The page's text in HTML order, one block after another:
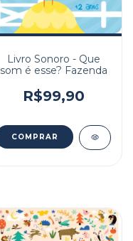
Livro Sonoro - Que
som é esse? Fazenda
R$99,90